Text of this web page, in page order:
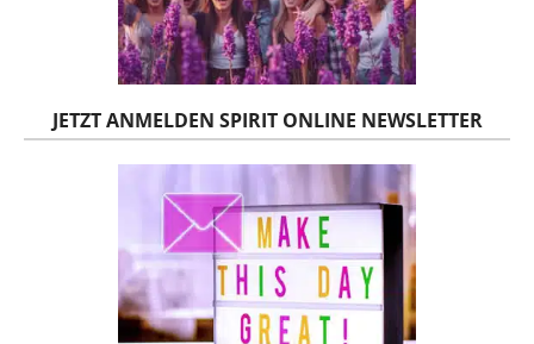
JETZT ANMELDEN SPIRIT ONLINE NEWSLETTER